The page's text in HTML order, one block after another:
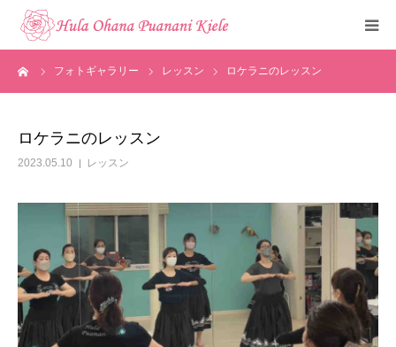
フォトギャラリー レッスン ロケラニのレッスン
ロケラニのレッスン
2023.05.10 レッスン
トップ
メディア掲載
フォトギャラリー
お知らせ